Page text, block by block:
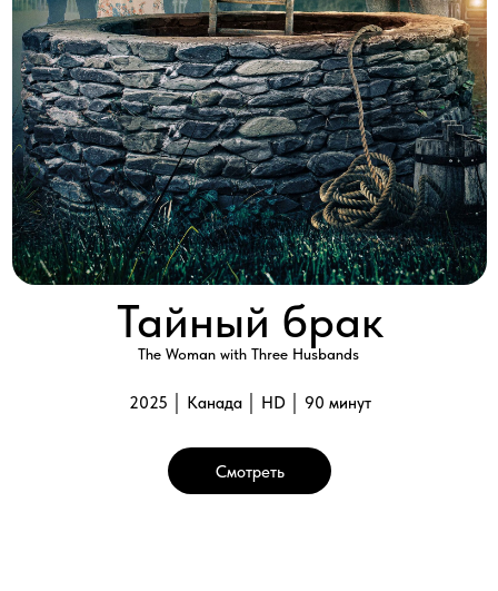
Тайный брак
The Woman with Three Husbands
2025 │ Канада │ HD │ 90 минут
Галерея
Смотреть
Натали обеспокоена тем, что ее впечатлительный брат стал
частью изолированной от всех полиандрической семьи.
Она начинает расследование в отношении своих новых
«родственников» и обнаруживает, что это сплоченная семья,
где все поддерживают друг друга, однако странная смерть
что ее брат живет с убийцей… и он может стать следующим.